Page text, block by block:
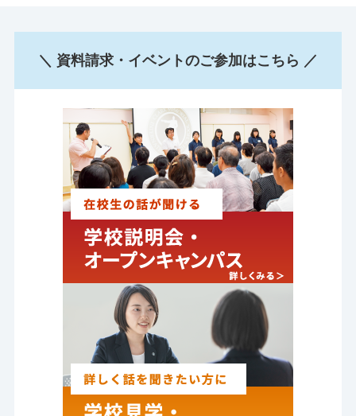
＼ 資料請求・イベントのご参加はこちら ／